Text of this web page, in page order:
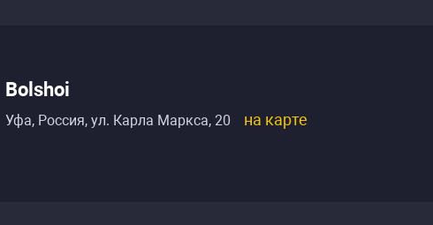
Bolshoi
Уфа, Россия, ул. Карла Маркса, 20 на карте